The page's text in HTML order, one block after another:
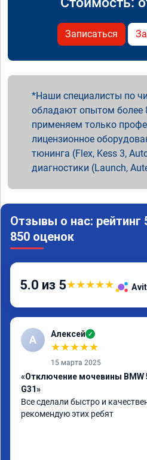
Записаться
Наши специалисты по
обладают опытом более
применяем только
лицензионное
тюнинга (Flex, Kess 3,
диагностики (Launch,
Отзывы о нас: рейтинг
850 оценок
5.0 из 5★★★★★
А Алексей ✓
★★★★★
15 марта 2025
«Отключение мочевины BMW
G31»
Все сделали быстро и
рекомендую этих ребят